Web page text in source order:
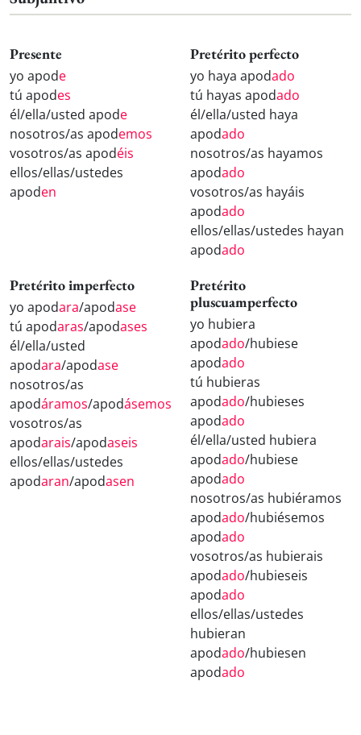
Presente
yo apode
tú apodes
él/ella/usted apode
nosotros/as apodemos
vosotros/as apodéis
ellos/ellas/ustedes
apoden
Pretérito perfecto
yo haya apodado
tú hayas apodado
él/ella/usted haya
apodado
nosotros/as hayamos
apodado
vosotros/as hayáis
apodado
ellos/ellas/ustedes hayan
apodado
Pretérito imperfecto
yo apodara/apodase
tú apodaras/apodases
él/ella/usted
apodara/apodase
nosotros/as
apodáramos/apodásemos
vosotros/as
apodarais/apodaseis
ellos/ellas/ustedes
apodaran/apodasen
Pretérito
pluscuamperfecto
yo hubiera
apodado/hubiese
apodado
tú hubieras
apodado/hubieses
apodado
él/ella/usted hubiera
apodado/hubiese
apodado
nosotros/as hubiéramos
apodado/hubiésemos
apodado
vosotros/as hubierais
apodado/hubieseis
apodado
ellos/ellas/ustedes
hubieran
apodado/hubiesen
apodado